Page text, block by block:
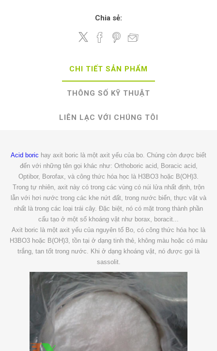
Chia sẻ:
CHI TIẾT SẢN PHẨM
THÔNG SỐ KỸ THUẬT
LIÊN LẠC VỚI CHÚNG TÔI
Acid boric hay axit boric là một axit yếu của bo. Chúng còn được biết
đến với những tên gọi khác như: Orthoboric acid, Boracic acid,
Optibor, Borofax, và công thức hóa học là H3BO3 hoặc B(OH)3.
Trong tự nhiên, axit này có trong các vùng có núi lửa nhất định, trộn
lẫn với hơi nước trong các khe nứt đất, trong nước biển, thực vật và
nhất là trong các loại trái cây. Đặc biệt, nó có mặt trong thành phần
cấu tạo ở một số khoáng vật như borax, boracit...
Axit boric là một axit yếu của nguyên tố Bo, có công thức hóa học là
H3BO3 hoặc B(OH)3, tồn tại ở dạng tinh thẻ, không màu hoặc có màu
trắng, tan tốt trong nước. Khi ở dạng khoáng vật, nó được gọi là
sassolit.